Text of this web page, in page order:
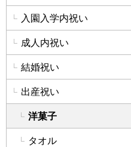
入園入学内祝い
成人内祝い
結婚祝い
出産祝い
洋菓子
タオル